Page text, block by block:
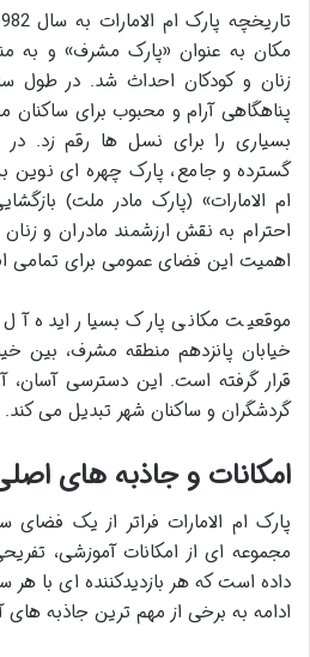
مکان به عنوان «پارک مشرف» و به
زنان و کودکان احداث شد. در طول
پناهگاهی آرام و محبوب برای
گسترده و جامع، پارک چهره ای نوین
ام الامارات» (پارک مادر ملت)
احترام به نقش ارزشمند مادران و
اهمیت این فضای عمومی برای تمامی
موقعیت مکانی پارک بسیار ایده آل
خیابان پانزدهم منطقه مشرف، بین
قرار گرفته است. این دسترسی آسان،
گردشگران و ساکنان شهر تبدیل می کند.
امکانات و جاذبه های
پارک ام الامارات فراتر از یک
مجموعه ای از امکانات آموزشی،
داده است که هر بازدیدکننده ای با
ادامه به برخی از مهم ترین جاذبه